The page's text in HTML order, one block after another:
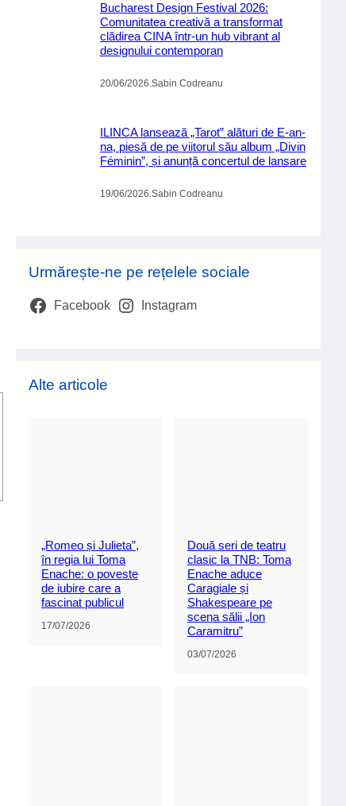
Bucharest Design Festival 2026:
Comunitatea creativă a transformat
clădirea CINA într-un hub vibrant al
designului contemporan
20/06/2026.Sabin Codreanu
ILINCA lansează „Tarot” alături de E-an-
na, piesă de pe viitorul său album „Divin
Féminin”, și anunță concertul de lansare
19/06/2026 Sabin Codreanu
Urmărește-ne pe rețelele sociale
Facebook Instagram
Alte articole
„Romeo și Julieta”,
în regia lui Toma
Enache: o poveste
de iubire care a
fascinat publicul
17/07/2026
Două seri de teatru
clasic la TNB: Toma
Enache aduce
Caragiale și
Shakespeare pe
scena sălii „Ion
Caramitru”
03/07/2026